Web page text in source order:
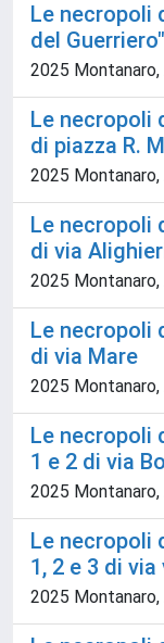
Le necropoli
del
2025
Le necropoli
di piazza R.
2025
Le necropoli
di via
2025
Le necropoli
di via Mare
2025
Le necropoli
1 e 2 di via
2025
Le necropoli
1, 2 e 3 di
2025